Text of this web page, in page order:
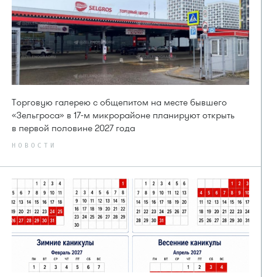
Торговую галерею с общепитом на месте бывшего
«Зельгроса» в 17-м микрорайоне планируют открыть
в первой половине 2027 года
НОВОСТИ